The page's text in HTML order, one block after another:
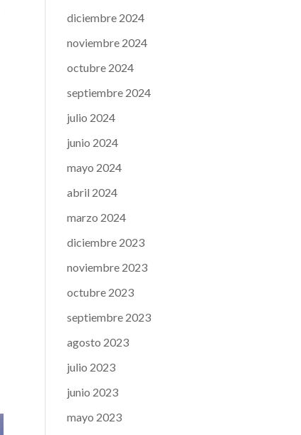
diciembre 2024
noviembre 2024
octubre 2024
septiembre 2024
julio 2024
junio 2024
mayo 2024
abril 2024
marzo 2024
diciembre 2023
noviembre 2023
octubre 2023
septiembre 2023
agosto 2023
julio 2023
junio 2023
mayo 2023